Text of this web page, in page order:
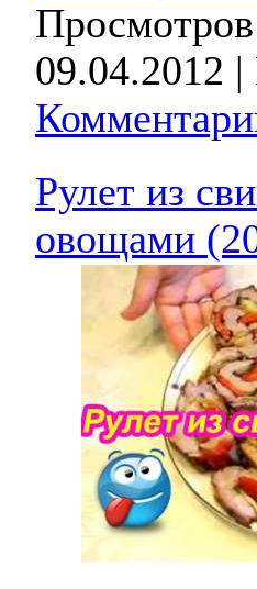
09.04.2012 |
Рулет из
овощами